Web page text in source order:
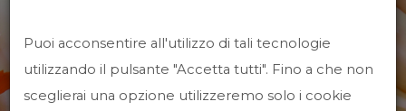
News&Events
Puoi acconsentire all'utilizzo di tali tecnologie
utilizzando il pulsante "Accetta tutti". Fino a che non
sceglierai una opzione utilizzeremo solo i cookie